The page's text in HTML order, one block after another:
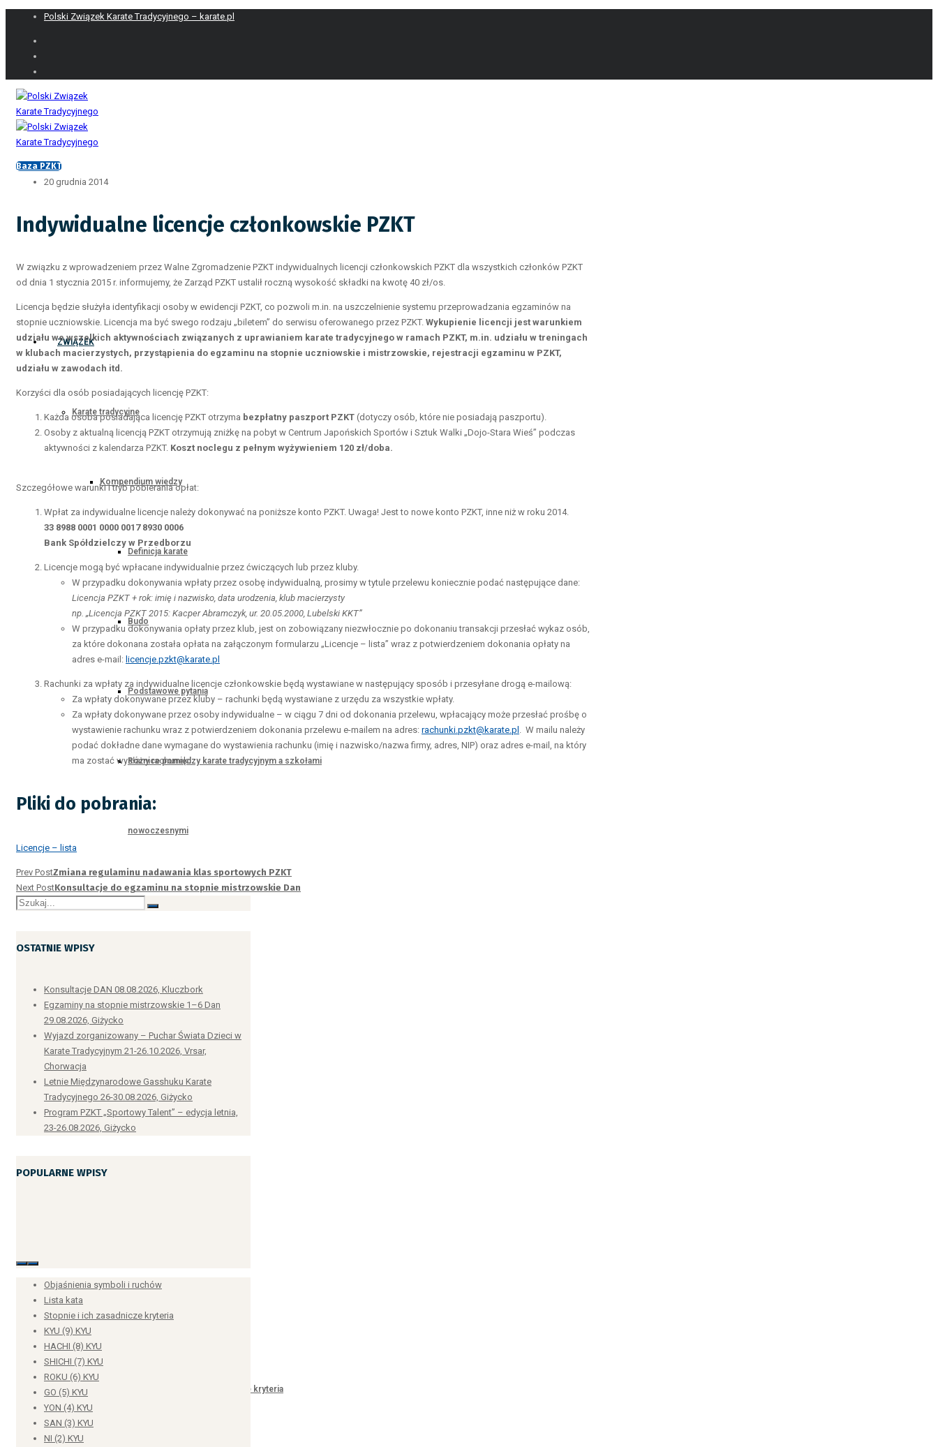
Polski Związek Karate Tradycyjnego – karate.pl
Baza PZKT
ZWIĄZEK
Karate tradycyjne
Kompendium wiedzy
Definicja karate
Budo
Podstawowe pytania
Różnice pomiędzy karate tradycyjnym a szkołami
nowoczesnymi
Słowniczek technik
Komendy sędziowskie
Wymagania egzaminacyjne
Stopnie i ich zasadnicze kryteria
20 grudnia 2014
Indywidualne licencje członkowskie PZKT
W związku z wprowadzeniem przez Walne Zgromadzenie PZKT indywidualnych licencji członkowskich PZKT dla wszystkich członków PZKT
od dnia 1 stycznia 2015 r. informujemy, że Zarząd PZKT ustalił roczną wysokość składki na kwotę 40 zł/os.
Licencja będzie służyła identyfikacji osoby w ewidencji PZKT, co pozwoli m.in. na uszczelnienie systemu przeprowadzania egzaminów na
stopnie uczniowskie. Licencja ma być swego rodzaju „biletem” do serwisu oferowanego przez PZKT. Wykupienie licencji jest warunkiem
udziału we wszelkich aktywnościach związanych z uprawianiem karate tradycyjnego w ramach PZKT, m.in. udziału w treningach
w klubach macierzystych, przystąpienia do egzaminu na stopnie uczniowskie i mistrzowskie, rejestracji egzaminu w PZKT,
udziału w zawodach itd.
Korzyści dla osób posiadających licencję PZKT:
Każda osoba posiadająca licencję PZKT otrzyma bezpłatny paszport PZKT (dotyczy osób, które nie posiadają paszportu).
Osoby z aktualną licencją PZKT otrzymują zniżkę na pobyt w Centrum Japońskich Sportów i Sztuk Walki „Dojo-Stara Wieś” podczas
aktywności z kalendarza PZKT. Koszt noclegu z pełnym wyżywieniem 120 zł/doba.
Szczegółowe warunki i tryb pobierania opłat:
Wpłat za indywidualne licencje należy dokonywać na poniższe konto PZKT. Uwaga! Jest to nowe konto PZKT, inne niż w roku 2014.
33 8988 0001 0000 0017 8930 0006
Bank Spółdzielczy w Przedborzu
Licencje mogą być wpłacane indywidualnie przez ćwiczących lub przez kluby.
W przypadku dokonywania wpłaty przez osobę indywidualną, prosimy w tytule przelewu koniecznie podać następujące dane:
Licencja PZKT + rok: imię i nazwisko, data urodzenia, klub macierzysty
np. „Licencja PZKT 2015: Kacper Abramczyk, ur. 20.05.2000, Lubelski KKT”
W przypadku dokonywania opłaty przez klub, jest on zobowiązany niezwłocznie po dokonaniu transakcji przesłać wykaz osób,
za które dokonana została opłata na załączonym formularzu „Licencje – lista” wraz z potwierdzeniem dokonania opłaty na
adres e-mail: licencje.pzkt@karate.pl
Rachunki za wpłaty za indywidualne licencje członkowskie będą wystawiane w następujący sposób i przesyłane drogą e-mailową:
Za wpłaty dokonywane przez kluby – rachunki będą wystawiane z urzędu za wszystkie wpłaty.
Za wpłaty dokonywane przez osoby indywidualne – w ciągu 7 dni od dokonania przelewu, wpłacający może przesłać prośbę o
wystawienie rachunku wraz z potwierdzeniem dokonania przelewu e-mailem na adres: rachunki.pzkt@karate.pl . W mailu należy
podać dokładne dane wymagane do wystawienia rachunku (imię i nazwisko/nazwa firmy, adres, NIP) oraz adres e-mail, na który
ma zostać wysłany rachunek.
Pliki do pobrania:
Licencje – lista
Prev PostZmiana regulaminu nadawania klas sportowych PZKT
Next PostKonsultacje do egzaminu na stopnie mistrzowskie Dan
OSTATNIE WPISY
Konsultacje DAN 08.08.2026, Kluczbork
Egzaminy na stopnie mistrzowskie 1–6 Dan
29.08.2026, Giżycko
Wyjazd zorganizowany – Puchar Świata Dzieci w
Karate Tradycyjnym 21-26.10.2026, Vrsar,
Chorwacja
Letnie Międzynarodowe Gasshuku Karate
Tradycyjnego 26-30.08.2026, Giżycko
Program PZKT „Sportowy Talent” – edycja letnia,
23-26.08.2026, Giżycko
POPULARNE WPISY
Objaśnienia symboli i ruchów
Lista kata
Stopnie i ich zasadnicze kryteria
KYU (9) KYU
HACHI (8) KYU
SHICHI (7) KYU
ROKU (6) KYU
GO (5) KYU
YON (4) KYU
SAN (3) KYU